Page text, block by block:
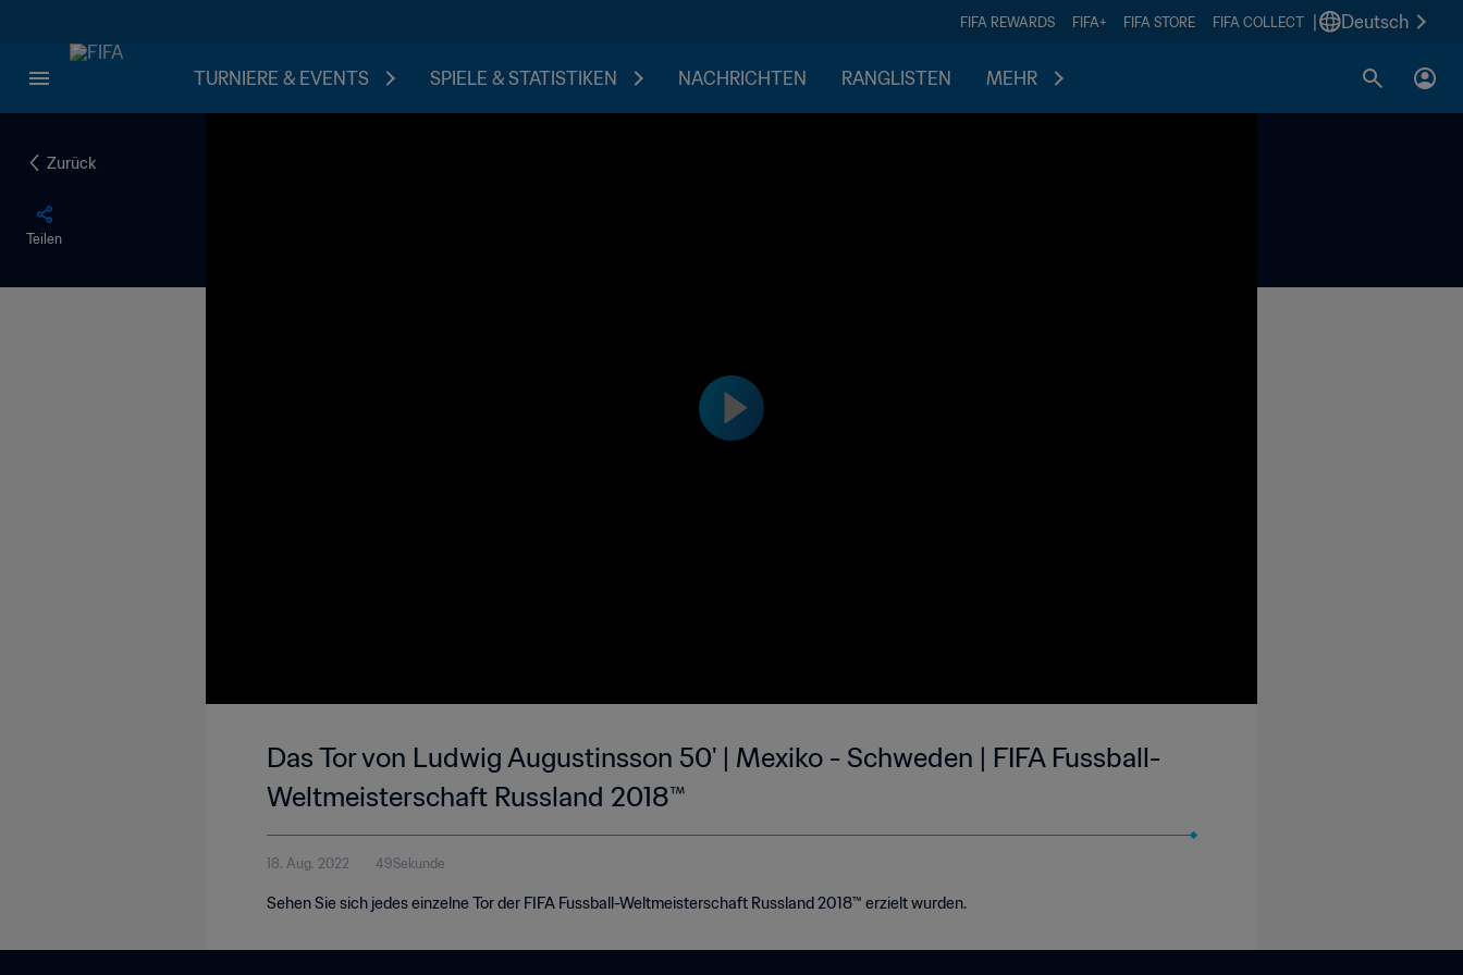
FIFA REWARDS FIFA+ FIFA STORE FIFA COLLECT Deutsch
TURNIERE & EVENTS SPIELE & STATISTIKEN NACHRICHTEN RANGLISTEN MEHR
Zurück
Teilen
Das Tor von Ludwig Augustinsson 50' | Mexiko - Schweden | FIFA Fussball-
Weltmeisterschaft Russland 2018™
18. Aug. 2022 49Sekunde
Sehen Sie sich jedes einzelne Tor der FIFA Fussball-Weltmeisterschaft Russland 2018™ erzielt wurden.